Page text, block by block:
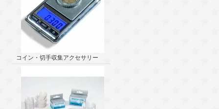
コイン・切手収集アクセサリー